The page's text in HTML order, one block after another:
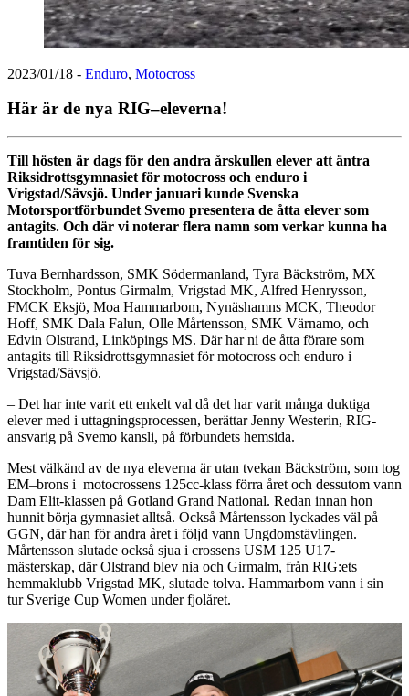
2023/01/18 - Enduro, Motocross
Här är de nya RIG–eleverna!
Till hösten är dags för den andra årskullen elever att äntra
Riksidrottsgymnasiet för motocross och enduro i
Vrigstad/Sävsjö. Under januari kunde Svenska
Motorsportförbundet Svemo presentera de åtta elever som
antagits. Och där vi noterar flera namn som verkar kunna ha
framtiden för sig.
Tuva Bernhardsson, SMK Södermanland, Tyra Bäckström, MX
Stockholm, Pontus Girmalm, Vrigstad MK, Alfred Henrysson,
FMCK Eksjö, Moa Hammarbom, Nynäshamns MCK, Theodor
Hoff, SMK Dala Falun, Olle Mårtensson, SMK Värnamo, och
Edvin Olstrand, Linköpings MS. Där har ni de åtta förare som
antagits till Riksidrottsgymnasiet för motocross och enduro i
Vrigstad/Sävsjö.
– Det har inte varit ett enkelt val då det har varit många duktiga
elever med i uttagningsprocessen, berättar Jenny Westerin, RIG-
ansvarig på Svemo kansli, på förbundets hemsida.
Mest välkänd av de nya eleverna är utan tvekan Bäckström, som tog
EM–brons i motocrossens 125cc-klass förra året och dessutom vann
Dam Elit-klassen på Gotland Grand National. Redan innan hon
hunnit börja gymnasiet alltså. Också Mårtensson lyckades väl på
GGN, där han för andra året i följd vann Ungdomstävlingen.
Mårtensson slutade också sjua i crossens USM 125 U17-
mästerskap, där Olstrand blev nia och Girmalm, från RIG:ets
hemmaklubb Vrigstad MK, slutade tolva. Hammarbom vann i sin
tur Sverige Cup Women under fjolåret.